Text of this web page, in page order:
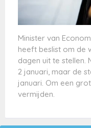
Minister van
heeft beslist om de
dagen uit te stellen.
2 januari, maar de
januari. Om een
vermijden.